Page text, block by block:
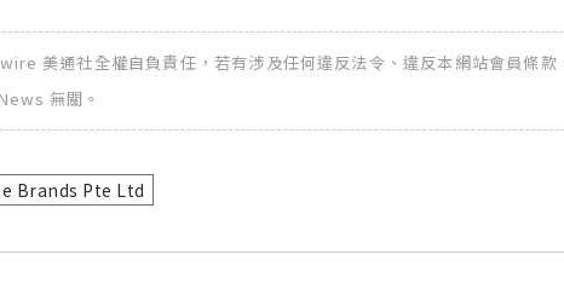
美通社全權自負責任，若有涉及任何違反法令、違反本網站會員條
無關。
Brands Pte Ltd